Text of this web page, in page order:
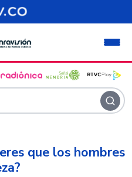
que los hombres